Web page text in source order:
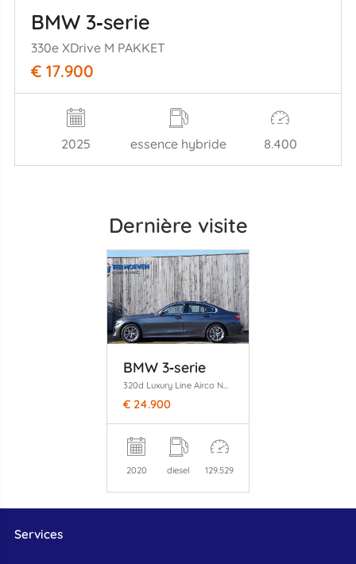
BMW 3‑serie
330e XDrive M PAKKET
€ 17.900
2025 essence hybride 8.400
Dernière visite
BMW 3‑serie
320d Luxury Line Airco Navi Cruise 360° Schuifdak LED 140KW Euro 6
€ 24.900
2020 diesel 129.529
Services